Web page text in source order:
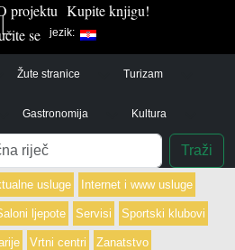
projektu Kupite knjigu!
se
jezik:
Žute stranice Turizam
Gastronomija Kultura
Traži
usluge Internet i www usluge
ljepote Servisi Sportski klubovi
Vrtni centri Zanatstvo